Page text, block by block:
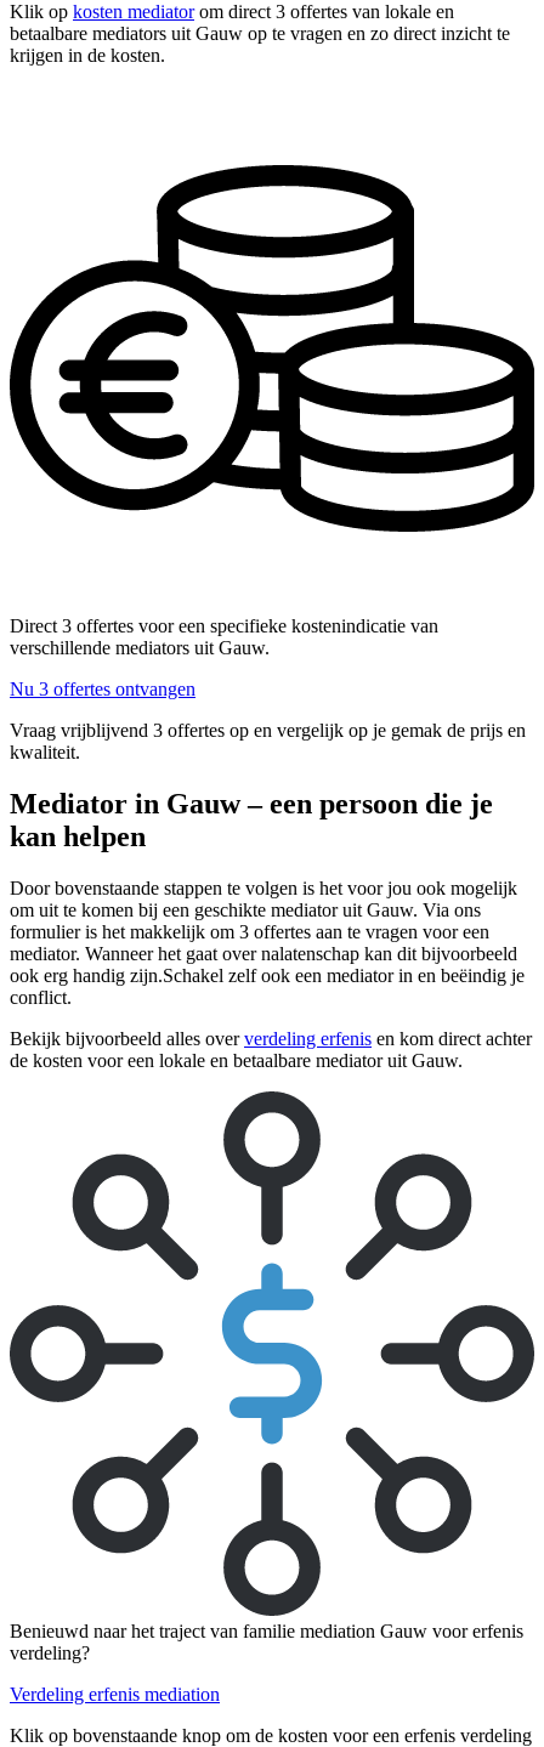
Klik op kosten mediatorom direct 3 offertes van lokale en
betaalbare mediators uit Gauw op te vragen en zo direct inzicht te
krijgen in de kosten.
Direct 3 offertes voor een specifieke kostenindicatie van
verschillende mediators uit Gauw.
Nu 3 offertes ontvangen
Vraag vrijblijvend 3 offertes op en vergelijk op je gemak de prijs en
kwaliteit.
Mediator in Gauw – een persoon die je
kan helpen
Door bovenstaande stappen te volgen is het voor jou ook mogelijk
om uit te komen bij een geschikte mediator uit Gauw. Via ons
formulier is het makkelijk om 3 offertes aan te vragen voor een
mediator. Wanneer het gaat over nalatenschap kan dit bijvoorbeeld
ook erg handig zijn.Schakel zelf ook een mediator in en beëindig je
conflict.
Bekijk bijvoorbeeld alles oververdeling erfenis en kom direct achter
de kosten voor een lokale en betaalbare mediator uit Gauw.
Benieuwd naar het traject van familie mediation Gauw voor erfenis
verdeling?
Verdeling erfenis mediation
Klik op bovenstaande knop om de kosten voor een erfenis verdeling